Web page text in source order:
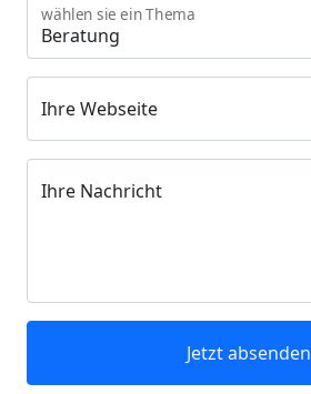
wählen sie ein Thema
Ihre Webseite
Ihre Nachricht
Jetzt absenden